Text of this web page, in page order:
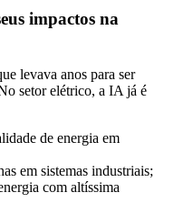
impactos na
levava anos para ser
setor elétrico, a IA já é
de energia em
em sistemas industriais;
com altíssima